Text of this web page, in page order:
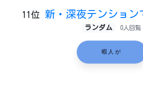
11位 新・深夜テンション
ランダム 0人回覧
暇人が